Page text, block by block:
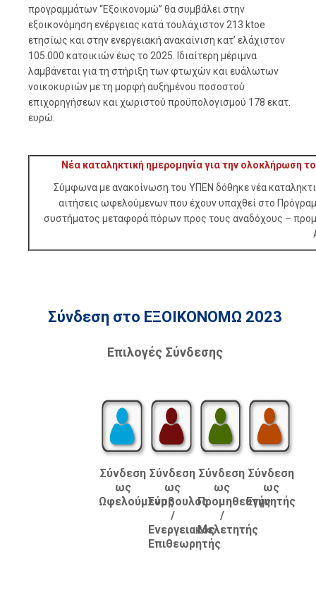
προγραμμάτων “Εξοικονομώ” θα συμβάλει στην
εξοικονόμηση ενέργειας κατά τουλάχιστον 213 ktoe
ετησίως και στην ενεργειακή ανακαίνιση κατ’ ελάχιστον
105.000 κατοικιών έως το 2025. Ιδιαίτερη μέριμνα
λαμβάνεται για τη στήριξη των φτωχών και ευάλωτων
νοικοκυριών με τη μορφή αυξημένου ποσοστού
επιχορηγήσεων και χωριστού προϋπολογισμού 178 εκατ.
ευρώ.
Νέα καταληκτική ημερομηνία για την ολοκλήρωση
Σύμφωνα με ανακοίνωση του ΥΠΕΝ δόθηκε νέα
αιτήσεις ωφελούμενων που έχουν υπαχθεί στο
συστήματος μεταφορά πόρων προς τους αναδόχους –
Σύνδεση στο ΕΞΟΙΚΟΝΟΜΩ 2023
Επιλογές Σύνδεσης
Σύνδεση
ως
Ωφελούμενος
Σύνδεση
ως
Σύμβουλος
/
Ενεργειακός
Επιθεωρητής
Σύνδεση
ως
Προμηθευτής
/
Μελετητής
Σύνδεση
ως
Εγγυητής